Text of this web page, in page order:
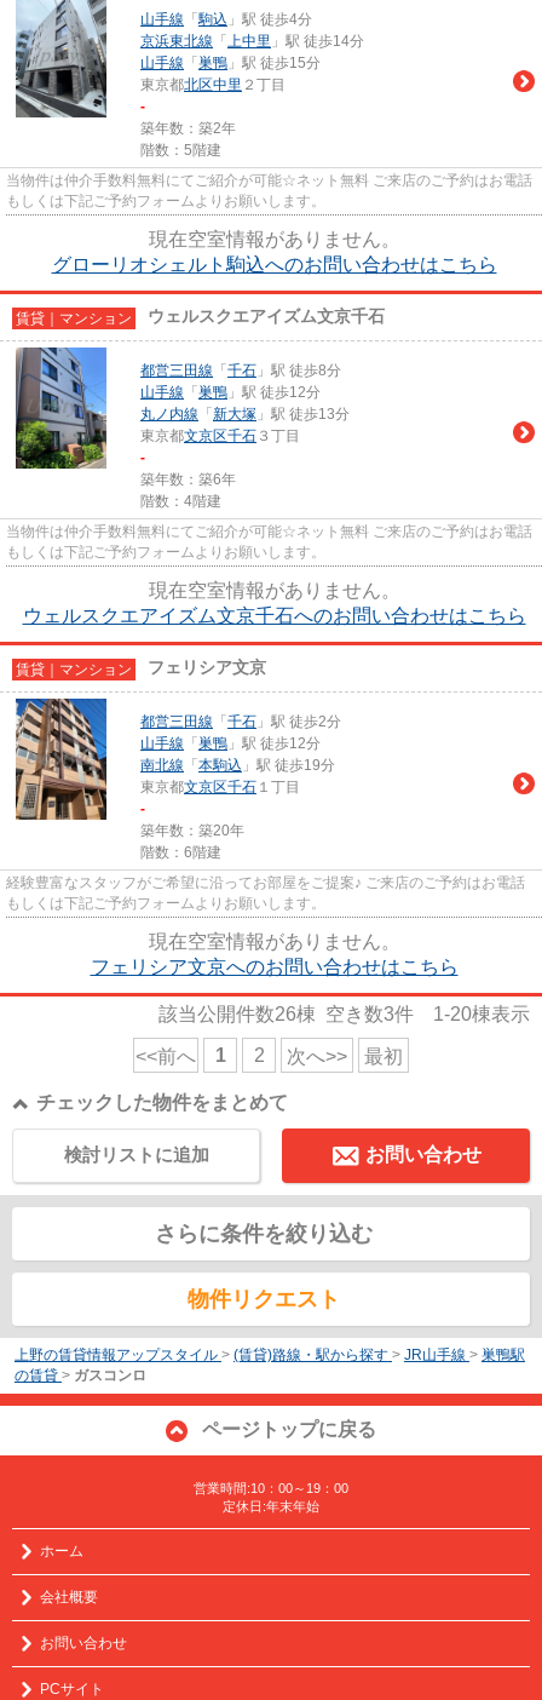
山手線 「駒込 」駅 徒歩4分
京浜東北線 「 上中里 」駅 徒歩14分
山手線 「 巣鴨 」駅 徒歩15分
東京都北区中里 ２丁目
-
築年数：築2年
階数：5階建
当物件は仲介手数料無料にてご紹介が可能☆ネット無料 ご来店のご予約はお電話
もしくは下記ご予約フォームよりお願いします。
現在空室情報がありません。
グローリオシェルト駒込へのお問い合わせはこちら
賃貸｜マンション ウェルスクエアイズム文京千石
都営三田線 「 千石 」駅 徒歩8分
山手線 「 巣鴨 」駅 徒歩12分
丸ノ内線 「 新大塚 」駅 徒歩13分
東京都文京区千石 ３丁目
-
築年数：築6年
階数：4階建
当物件は仲介手数料無料にてご紹介が可能☆ネット無料 ご来店のご予約はお電話
もしくは下記ご予約フォームよりお願いします。
現在空室情報がありません。
ウェルスクエアイズム文京千石へのお問い合わせはこちら
賃貸｜マンション フェリシア文京
都営三田線 「 千石 」駅 徒歩2分
山手線 「 巣鴨 」駅 徒歩12分
南北線 「 本駒込 」駅 徒歩19分
東京都文京区千石 １丁目
-
築年数：築20年
階数：6階建
経験豊富なスタッフがご希望に沿ってお部屋をご提案♪ ご来店のご予約はお電話
もしくは下記ご予約フォームよりお願いします。
現在空室情報がありません。
フェリシア文京へのお問い合わせはこちら
該当公開件数26棟 空き数3件 1-20棟表示
<<前へ 1 2 次へ>> 最初
チェックした物件をまとめて
お問い合わせ
検討リストに追加
さらに条件を絞り込む
物件リクエスト
上野の賃貸情報アップスタイル > (賃貸)路線・駅から探す > JR山手線 > 巣鴨駅
の賃貸 > ガスコンロ
ページトップに戻る
営業時間:10：00～19：00
定休日:年末年始
ホーム
会社概要
お問い合わせ
PCサイト